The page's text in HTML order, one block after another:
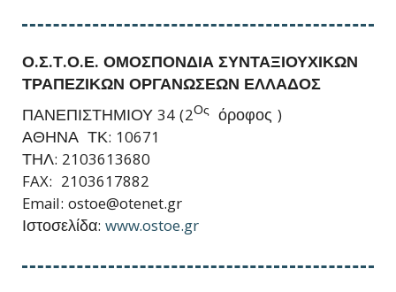
Ο.Σ.Τ.Ο.Ε. ΟΜΟΣΠΟΝΔΙΑ ΣΥΝΤΑΞΙΟΥΧΙΚΩΝ
ΤΡΑΠΕΖΙΚΩΝ ΟΡΓΑΝΩΣΕΩΝ ΕΛΛΑΔΟΣ
ΠΑΝΕΠΙΣΤΗΜΙΟΥ 34 (2Ος όροφος )
ΑΘΗΝΑ ΤΚ: 10671
ΤΗΛ: 2103613680
FAX: 2103617882
Email: ostoe@otenet.gr
Ιστοσελίδα: www.ostoe.gr